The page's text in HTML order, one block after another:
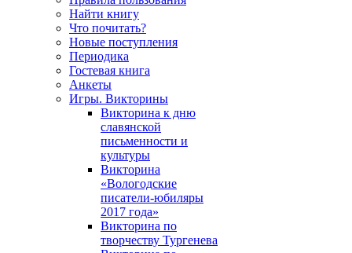
Найти книгу
Что почитать?
Новые поступления
Периодика
Гостевая книга
Анкеты
Игры. Викторины
Викторина к дню
славянской
письменности и
культуры
Викторина
«Вологодские
писатели-юбиляры
2017 года»
Викторина по
творчеству Тургенева